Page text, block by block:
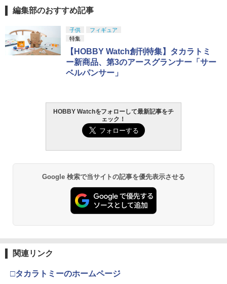
登録済］ verty-s
1
GSIクレオス Mr.トップコート 水性プレ
ホビー用仕上材 B601
￥748
LOCTITE(ロックタイト) シールはがし
プレミアム 220ml
￥1,013
タミヤ クラフトツールシリーズ No.123
モデル用工具 74123
￥2,781
4
編集部のおすすめ記事
子供
フィギュア
特集
【HOBBY Watch創刊特集】タカラトミ
ー新商品、第3のアースグランナー「サー
ベルパンサー」
HOBBY Watchをフォローして最新記事をチ
ェック！
Google 検索で当サイトの記事を優先表示させる
関連リンク
□タカラトミーのホームページ